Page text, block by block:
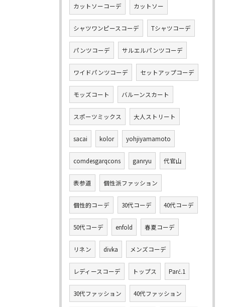
カットソーコーデ カットソー
シャツワンピースコーデ Tシャツコーデ
パンツコーデ サルエルパンツコーデ
ワイドパンツコーデ セットアップコーデ
モッズコート バルーンスカート
スポーツミックス 大人ストリート
sacai kolor yohjiyamamoto
comdesgarqcons ganryu 代官山
表参道 個性派ファッション
個性的コーデ 30代コーデ 40代コーデ
50代コーデ enfold 春夏コーデ
リネン divka メンズコーデ
レディースコーデ トップス Parć.1
30代ファッション 40代ファッション